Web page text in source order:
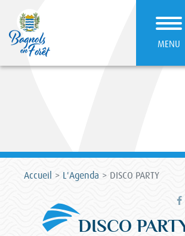
MENU
Accueil L'Agenda DISCO PARTY
DISCO